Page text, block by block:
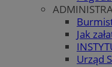
Jak
Urząd